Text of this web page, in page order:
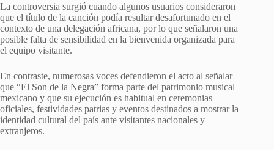
La controversia surgió cuando algunos usuarios consideraron
que el título de la canción podía resultar desafortunado en el
contexto de una delegación africana, por lo que señalaron una
posible falta de sensibilidad en la bienvenida organizada para
el equipo visitante.
En contraste, numerosas voces defendieron el acto al señalar
que “El Son de la Negra” forma parte del patrimonio musical
mexicano y que su ejecución es habitual en ceremonias
oficiales, festividades patrias y eventos destinados a mostrar la
identidad cultural del país ante visitantes nacionales y
extranjeros.